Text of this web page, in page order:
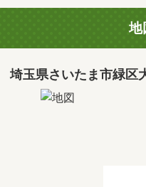
地
埼玉県さいたま市緑区